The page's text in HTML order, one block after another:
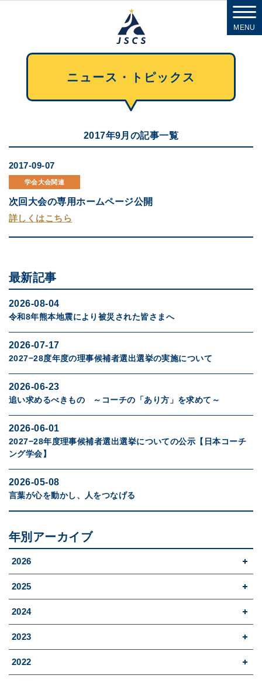
MENU
ニュース・トピックス
2017年9月の記事一覧
2017-09-07
学会大会関連
次回大会の専用ホームページ公開
詳しくはこちら
最新記事
2026-08-04
令和8年熊本地震により被災された皆さまへ
2026-07-17
2027−28度年度の理事候補者選出選挙の実施について
2026-06-23
追い求めるべきもの ～コーチの「あり方」を求めて～
2026-06-01
2027−28年度理事候補者選出選挙についての公示【日本コーチ
ング学会】
2026-05-08
言葉が心を動かし、人をつなげる
年別アーカイブ
2026
2025
2024
2023
2022